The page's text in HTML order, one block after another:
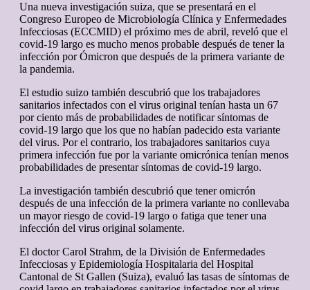
Una nueva investigación suiza, que se presentará en el
Congreso Europeo de Microbiología Clínica y Enfermedades
Infecciosas (ECCMID) el próximo mes de abril, reveló que el
covid-19 largo es mucho menos probable después de tener la
infección por Ómicron que después de la primera variante de
la pandemia.
El estudio suizo también descubrió que los trabajadores
sanitarios infectados con el virus original tenían hasta un 67
por ciento más de probabilidades de notificar síntomas de
covid-19 largo que los que no habían padecido esta variante
del virus. Por el contrario, los trabajadores sanitarios cuya
primera infección fue por la variante omicrónica tenían menos
probabilidades de presentar síntomas de covid-19 largo.
La investigación también descubrió que tener omicrón
después de una infección de la primera variante no conllevaba
un mayor riesgo de covid-19 largo o fatiga que tener una
infección del virus original solamente.
El doctor Carol Strahm, de la División de Enfermedades
Infecciosas y Epidemiología Hospitalaria del Hospital
Cantonal de St Gallen (Suiza), evaluó las tasas de síntomas de